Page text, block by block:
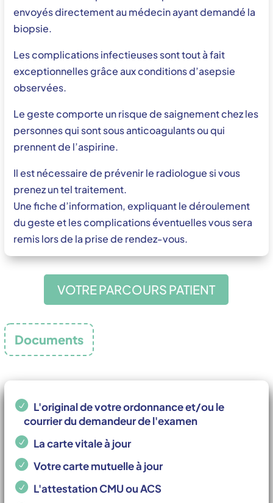
envoyés directement au médecin ayant demandé la
biopsie.
Les complications infectieuses sont tout à fait
exceptionnelles grâce aux conditions d’asepsie
observées.
Le geste comporte un risque de saignement chez les
personnes qui sont sous anticoagulants ou qui
prennent de l’aspirine.
Il est nécessaire de prévenir le radiologue si vous
prenez un tel traitement.
Une fiche d’information, expliquant le déroulement
du geste et les complications éventuelles vous sera
remis lors de la prise de rendez-vous.
VOTRE PARCOURS PATIENT
Documents
L'original de votre ordonnance et/ou le
courrier du demandeur de l'examen
La carte vitale à jour
Votre carte mutuelle à jour
L'attestation CMU ou ACS